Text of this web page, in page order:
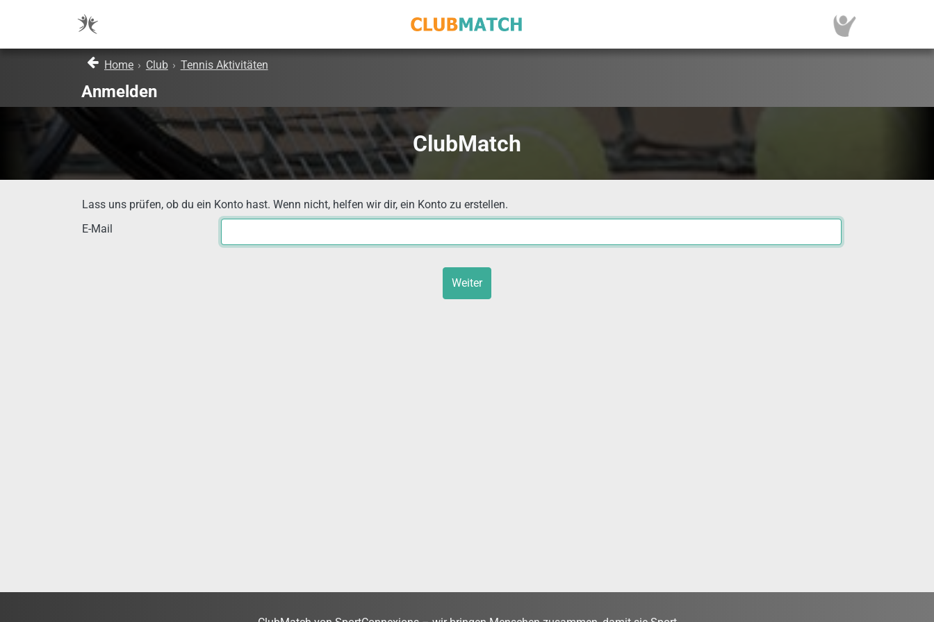
Home › Club › Tennis Aktivitäten
Anmelden
ClubMatch
Lass uns prüfen, ob du ein Konto hast. Wenn nicht, helfen wir dir, ein Konto zu erstellen.
E-Mail
Weiter